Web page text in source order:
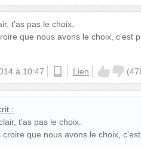
t'as pas le choix.
que nous avons le choix, c'est
à 10:47 Lien (
:
t'as pas le choix.
croire que nous avons le choix,